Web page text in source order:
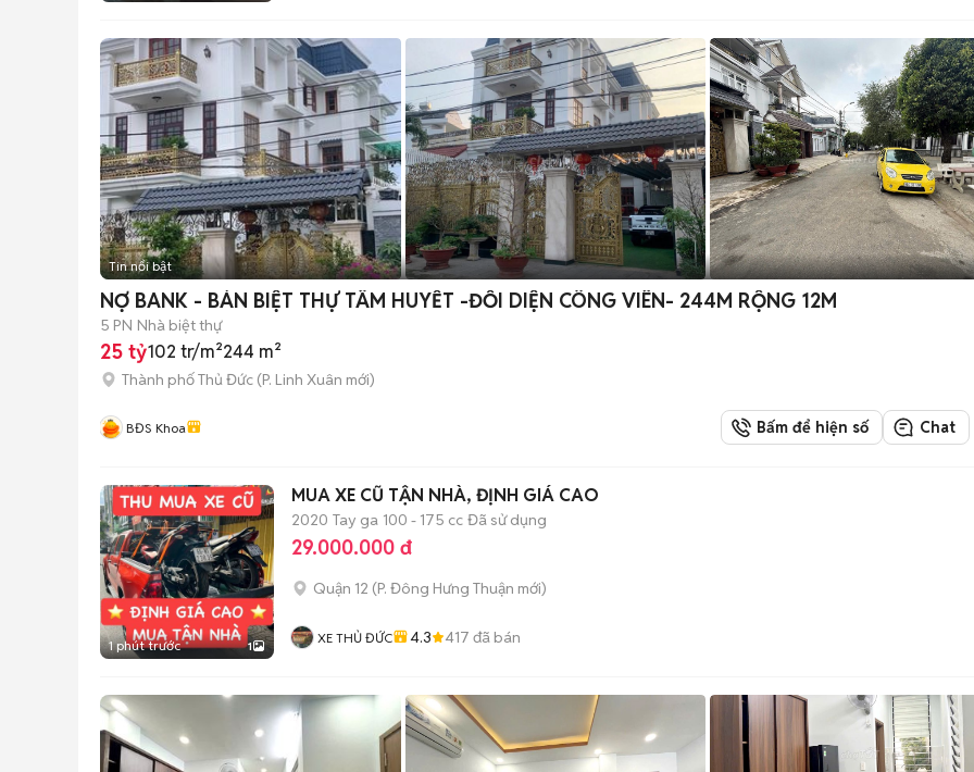
Tin nổi bật
NỢ BANK - BÁN BIỆT THỰ TÂM HUYẾT -ĐỐI DIỆN CÔNG VIÊN- 244M RỘNG 12M
5 PN Nhà biệt thự
25 tỷ102 tr/m²244 m²
Thành phố Thủ Đức (P. Linh Xuân mới)
BĐS Khoa Bấm để hiện số Chat
1 phút trước 1
MUA XE CŨ TẬN NHÀ, ĐỊNH GIÁ CAO
2020 Tay ga 100 - 175 cc Đã sử dụng
29.000.000 đ
Quận 12 (P. Đông Hưng Thuận mới)
XE THỦ ĐỨC 4.3 417 đã bán